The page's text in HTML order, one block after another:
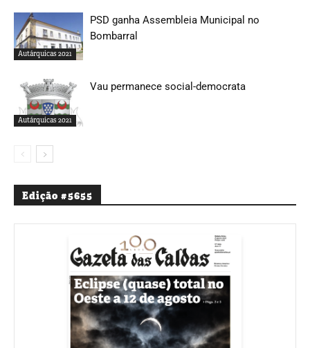
Autárquicas 2021
PSD ganha Assembleia Municipal no
Bombarral
Autárquicas 2021
Vau permanece social-democrata
Edição #5655